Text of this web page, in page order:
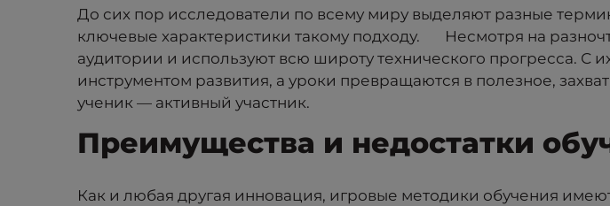
До сих пор исследователи по всему миру выделяют разные
ключевые характеристики такому подходу. Несмотря на
аудитории и используют всю широту технического прогресса.
инструментом развития, а уроки превращаются в полезное,
ученик — активный участник.
Преимущества и недостатки
Как и любая другая инновация, игровые методики обучения